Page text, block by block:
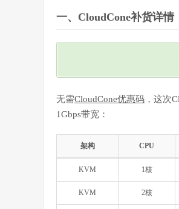
一、CloudCone补货详情
无需CloudCone优惠码 ，这次
1Gbps带宽：
架构 CPU
KVM 1核
KVM 2核